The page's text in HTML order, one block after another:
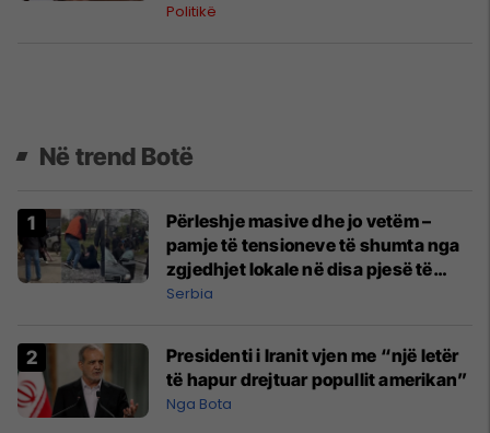
Politikë
Në trend Botë
Përleshje masive dhe jo vetëm –
pamje të tensioneve të shumta nga
zgjedhjet lokale në disa pjesë të
Serbisë
Serbia
Presidenti i Iranit vjen me “një letër
të hapur drejtuar popullit amerikan”
Nga Bota